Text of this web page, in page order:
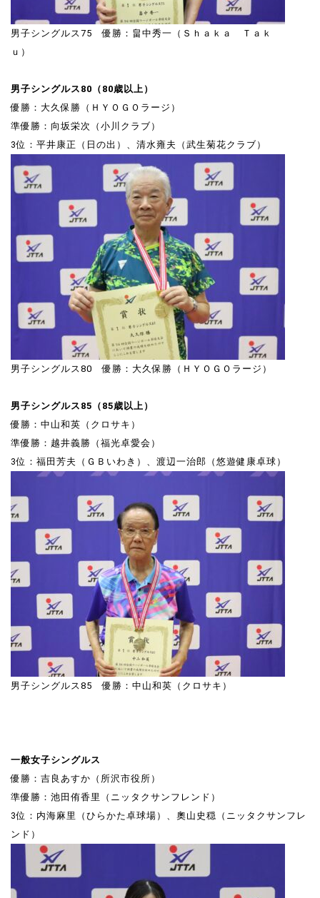
男子シングルス75 優勝：畠中秀一（Ｓｈａｋａ Ｔａｋ
ｕ）
男子シングルス80（80歳以上）
優勝：大久保勝（ＨＹＯＧＯラージ）
準優勝：向坂栄次（小川クラブ）
3位：平井康正（日の出）、清水雍夫（武生菊花クラブ）
男子シングルス80 優勝：大久保勝（ＨＹＯＧＯラージ）
男子シングルス85（85歳以上）
優勝：中山和英（クロサキ）
準優勝：越井義勝（福光卓愛会）
3位：福田芳夫（ＧＢいわき）、渡辺一治郎（悠遊健康卓球）
男子シングルス85 優勝：中山和英（クロサキ）
一般女子シングルス
優勝：吉良あすか（所沢市役所）
準優勝：池田侑香里（ニッタクサンフレンド）
3位：内海麻里（ひらかた卓球場）、奧山史穏（ニッタクサンフレ
ンド）